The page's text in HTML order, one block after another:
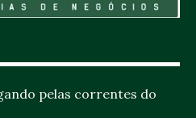
pelas correntes do